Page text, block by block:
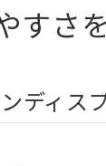
すさ
ディス